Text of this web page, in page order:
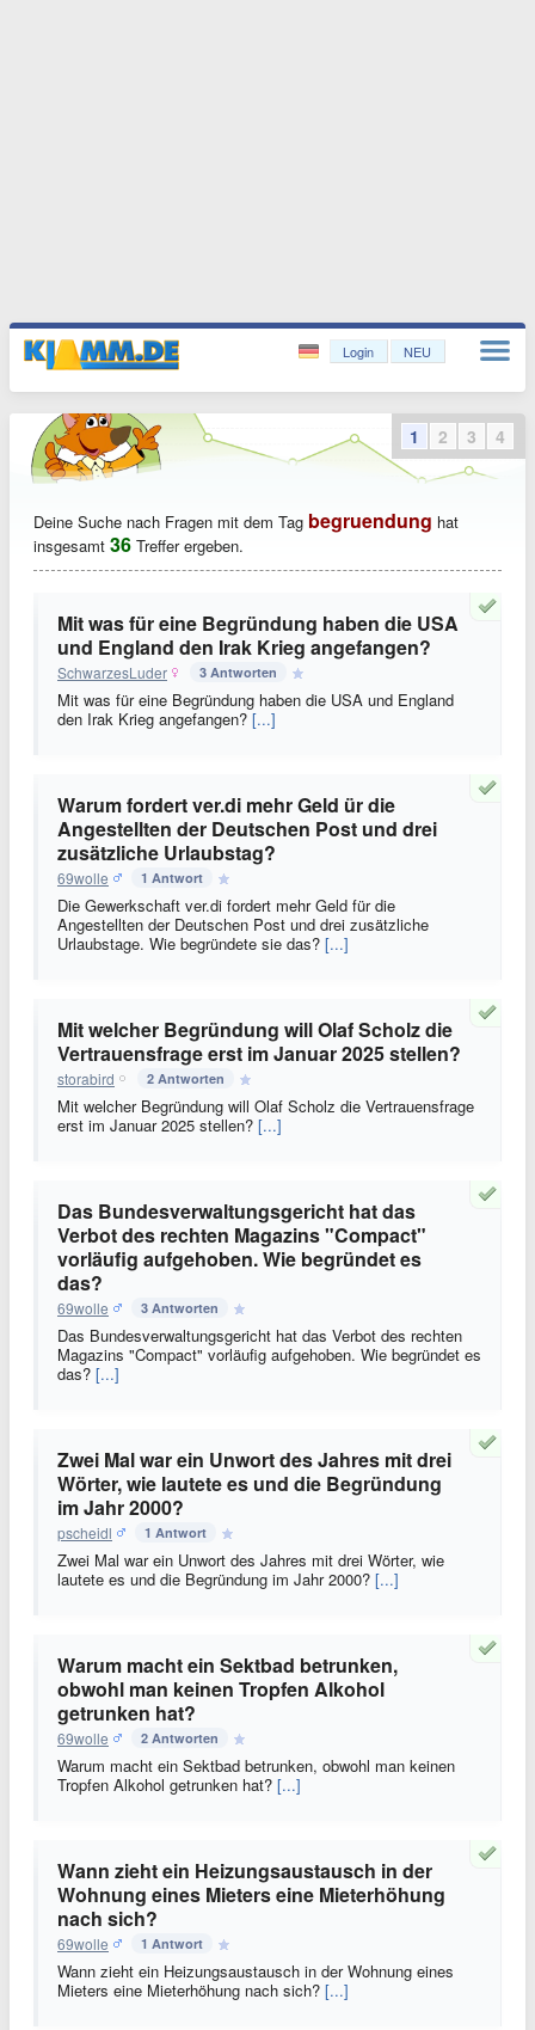
Login NEU
Deine Suche nach Fragen mit dem Tag begruendung hat
insgesamt 36 Treffer ergeben.
Mit was für eine Begründung haben die USA
und England den Irak Krieg angefangen?
SchwarzesLuder 3 Antworten
Mit was für eine Begründung haben die USA und England
den Irak Krieg angefangen? [...]
Warum fordert ver.di mehr Geld ür die
Angestellten der Deutschen Post und drei
zusätzliche Urlaubstag?
69wolle 1 Antwort
Die Gewerkschaft ver.di fordert mehr Geld für die
Angestellten der Deutschen Post und drei zusätzliche
Urlaubstage. Wie begründete sie das? [...]
Mit welcher Begründung will Olaf Scholz die
Vertrauensfrage erst im Januar 2025 stellen?
storabird 2 Antworten
Mit welcher Begründung will Olaf Scholz die Vertrauensfrage
erst im Januar 2025 stellen? [...]
Das Bundesverwaltungsgericht hat das
Verbot des rechten Magazins "Compact"
vorläufig aufgehoben. Wie begründet es
das?
69wolle 3 Antworten
Das Bundesverwaltungsgericht hat das Verbot des rechten
Magazins "Compact" vorläufig aufgehoben. Wie begründet es
das? [...]
Zwei Mal war ein Unwort des Jahres mit drei
Wörter, wie lautete es und die Begründung
im Jahr 2000?
pscheidl 1 Antwort
Zwei Mal war ein Unwort des Jahres mit drei Wörter, wie
lautete es und die Begründung im Jahr 2000? [...]
Warum macht ein Sektbad betrunken,
obwohl man keinen Tropfen Alkohol
getrunken hat?
69wolle 2 Antworten
Warum macht ein Sektbad betrunken, obwohl man keinen
Tropfen Alkohol getrunken hat? [...]
Wann zieht ein Heizungsaustausch in der
Wohnung eines Mieters eine Mieterhöhung
nach sich?
69wolle 1 Antwort
Wann zieht ein Heizungsaustausch in der Wohnung eines
Mieters eine Mieterhöhung nach sich? [...]
1 2 3 4